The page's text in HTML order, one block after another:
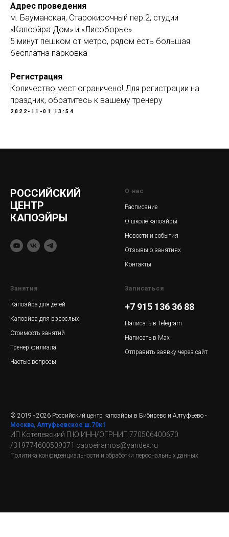
Адрес проведения
м. Бауманская, Старокирочный пер.2, студии
«Капоэйра Дом» и «Лисоборье»
5 минут пешком от метро, рядом есть большая
бесплатна парковка
Регистрация
Количество мест ограничено! Для регистрации на
праздник, обратитесь к вашему тренеру
2022-11-01 13:54
РОССИЙСКИЙ
ЦЕНТР
КАПОЭЙРЫ
О нас
Расписание
О школе капоэйры
Новости и события
Отзывы о занятиях
Контакты
Занятия
Капоэйра для детей
Капоэйра для взрослых
Стоимость занятий
Тренер филиала
Частые вопросы
Записаться
+7 915 136 36 88
Написать в Telegram
Написать в Max
Отправить заявку через сайт
© 2019 - 2026 Российский центр капоэйры в Бибирево и Алтуфьево -
Москва, Алтуфьевское ш.70к1
ИП Котелевский П.Ю ИНН/ОГРНИП 770506400670
/319774600509371 capoeiramos@yandex.ru
Политика конфиденциальности и обработки персональных данных